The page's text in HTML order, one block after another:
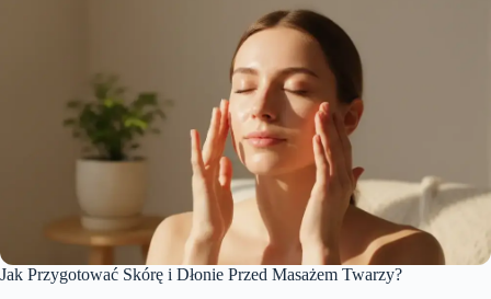
Jak Przygotować Skórę i Dłonie Przed Masażem Twarzy?